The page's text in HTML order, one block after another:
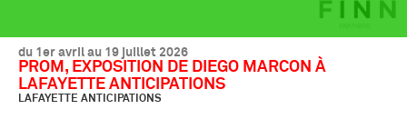
du 1er avril au 19 juillet 2026
PROM, EXPOSITION DE DIEGO MARCON À
LAFAYETTE ANTICIPATIONS
LAFAYETTE ANTICIPATIONS